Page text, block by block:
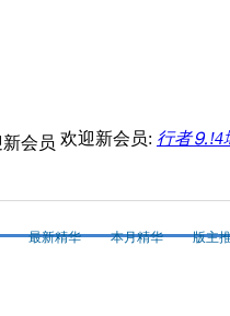
欢迎新会员: 行者⒐!4
最新精华 本月精华 版主